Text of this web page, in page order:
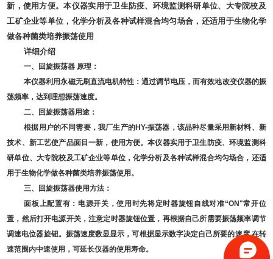
新，使用方便。本仪器实用于卫生防疫、环境监测科研单位、大专院校及
工矿企业等单位，化学分析及各种试样混合均匀场合，还适用于生物化学
做各种菌类培养振荡使用
详细介绍
一、 回旋振荡器 原理：
本仪器利用永磁无刷直流电机特性：通过调节电压，而有效地改变仪器的振
荡频率，达到理想振荡速度。
二、 回旋振荡器用途：
根据用户的不同需要，我厂生产的HY-振荡器，该品种尽量采用新材料、新
技术、新工艺使产品面目一新，使用方便。本仪器实用于卫生防疫、环境监测科
研单位、大专院校及工矿企业等单位，化学分析及各种试样混合均匀场合，还适
用于生物化学做各种菌类培养振荡使用。
三、回旋振荡器使用方法：
面板上配置有：电源开关，使用时先将定时器旋钮自线对准“ON"常开位
置，然后打开电源开关，注意定时器旋钮位置，再根据自己所需要振荡频率调节
调速电位器旋钮。振荡速度数显显示，可根据显示数字决定自己所要的速度.在转
速范围内中速使用，可延长仪器的使用寿命。